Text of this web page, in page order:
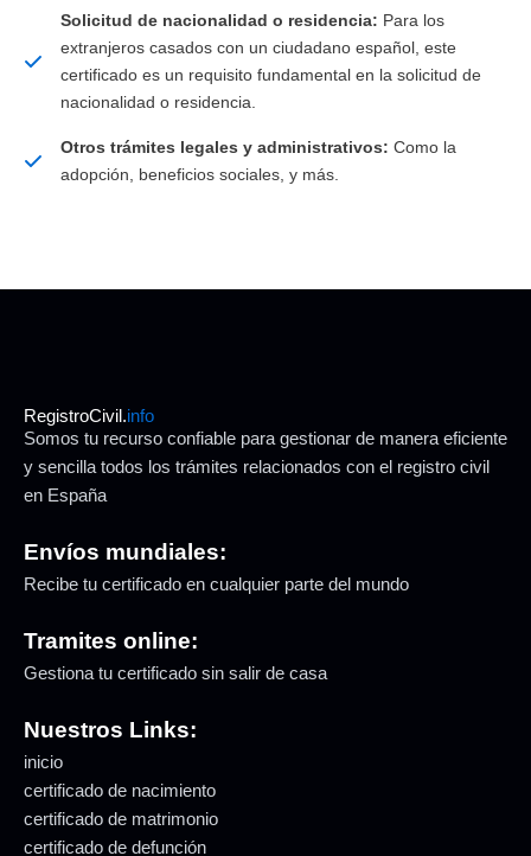
Solicitud de nacionalidad o residencia: Para los
extranjeros casados con un ciudadano español, este
certificado es un requisito fundamental en la solicitud de
nacionalidad o residencia.
Otros trámites legales y administrativos: Como la
adopción, beneficios sociales, y más.
RegistroCivil.info
Somos tu recurso confiable para gestionar de manera eficiente
y sencilla todos los trámites relacionados con el registro civil
en España
Envíos mundiales:
Recibe tu certificado en cualquier parte del mundo
Tramites online:
Gestiona tu certificado sin salir de casa
Nuestros Links:
inicio
certificado de nacimiento
certificado de matrimonio
certificado de defunción